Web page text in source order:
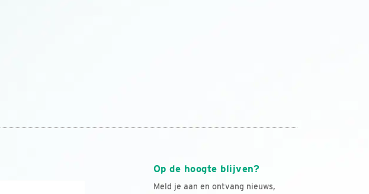
Op de hoogte blijven?
Meld je aan en ontvang nieuws,